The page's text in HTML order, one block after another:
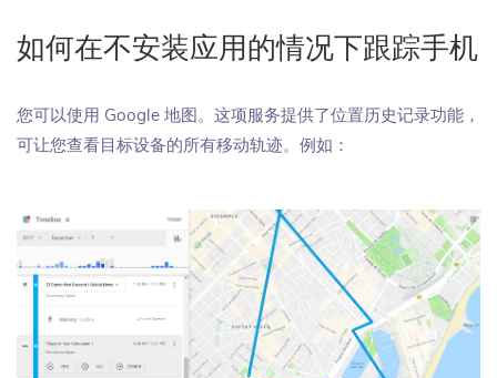
如何在不安装应用的情况下跟踪手机
您可以使用 Google 地图。这项服务提供了位置历史记录功能，
可让您查看目标设备的所有移动轨迹。例如：